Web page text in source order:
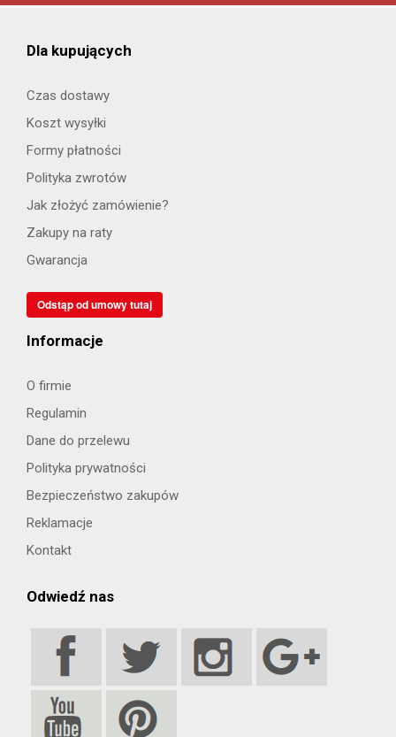
Dla kupujących
Czas dostawy
Koszt wysyłki
Formy płatności
Polityka zwrotów
Jak złożyć zamówienie?
Zakupy na raty
Gwarancja
Odstąp od umowy tutaj
Informacje
O firmie
Regulamin
Dane do przelewu
Polityka prywatności
Bezpieczeństwo zakupów
Reklamacje
Kontakt
Odwiedź nas